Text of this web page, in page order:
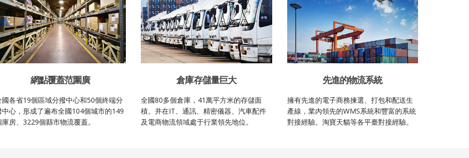
網點覆蓋范圍廣
國各省19個區域分撥中心和50個終端分
中心，形成了遍布全國104個城市的149
庫房、3229個縣市物流覆蓋。
倉庫存儲量巨大
全國80多個倉庫，41萬平方米的存儲面
積。并在IT、通訊、精密儀器、汽車配件
及電商物流領域處于行業領先地位。
先進的物流系統
擁有先進的電子商務揀選、打包和配送生
產線，業內領先的WMS系統和豐富的系統
對接經驗。淘寶天貓等各平臺對接經驗。